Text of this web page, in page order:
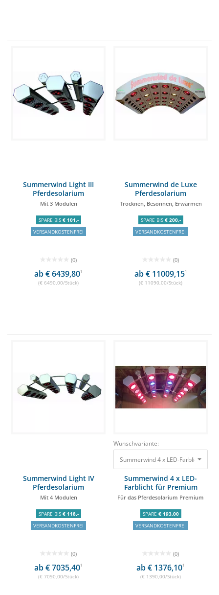
Summerwind Light III
Pferdesolarium
Mit 3 Modulen
SPARE BIS € 101,-
VERSANDKOSTENFREI
(0)
ab € 6439,801
(€ 6490,00/Stück)
Summerwind de Luxe
Pferdesolarium
Trocknen, Besonnen, Erwärmen
SPARE BIS € 200,-
VERSANDKOSTENFREI
(0)
ab € 11009,151
(€ 11090,00/Stück)
Summerwind Light IV
Pferdesolarium
Mit 4 Modulen
SPARE BIS € 118,-
VERSANDKOSTENFREI
(0)
ab € 7035,401
(€ 7090,00/Stück)
Wunschvariante:
Summerwind 4 x LED-Farblicht für
Summerwind 4 x LED-
Farblicht für Premium
Für das Pferdesolarium Premium
SPARE € 193,00
VERSANDKOSTENFREI
(0)
ab € 1376,101
(€ 1390,00/Stück)